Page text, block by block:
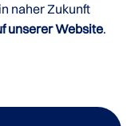
naher Zukunft
unserer Website.